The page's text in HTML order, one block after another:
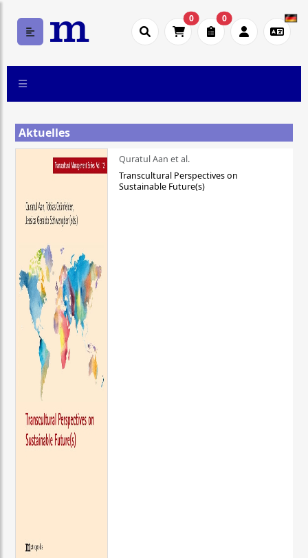
0 0
Aktuelles
Quratul Aan et al.
Transcultural Perspectives on
Sustainable Future(s)